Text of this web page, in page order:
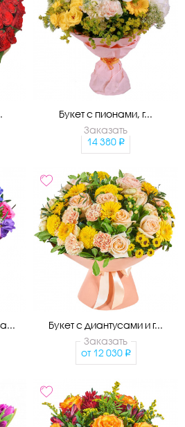
Букет с пионами, г...
Заказать
14 380
Букет с диантусами и г...
Заказать
от 12 030